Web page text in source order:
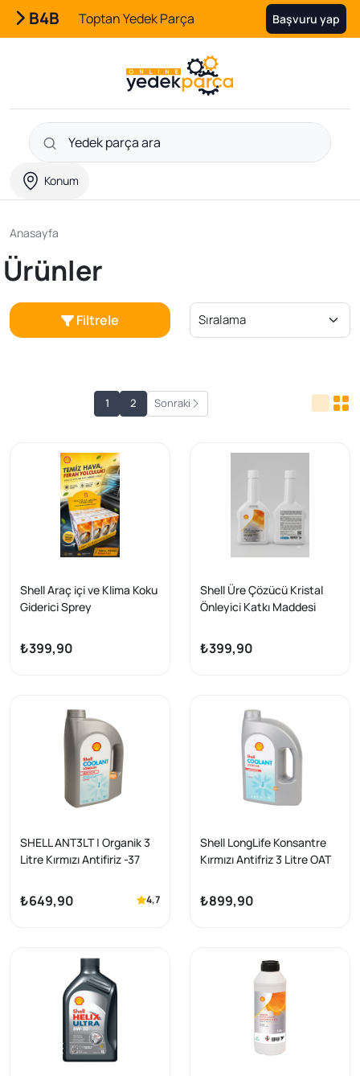
B4B Toptan Yedek Parça Başvuru yap
Konum
Anasayfa
Ürünler
Filtrele
1 2 Sonraki
Shell Araç içi ve Klima Koku
Giderici Sprey
₺399,90
Shell Üre Çözücü Kristal
Önleyici Katkı Maddesi
₺399,90
SHELL ANT3LT | Organik 3
Litre Kırmızı Antifiriz -37
₺649,90 4,7
Shell LongLife Konsantre
Kırmızı Antifriz 3 Litre OAT
₺899,90